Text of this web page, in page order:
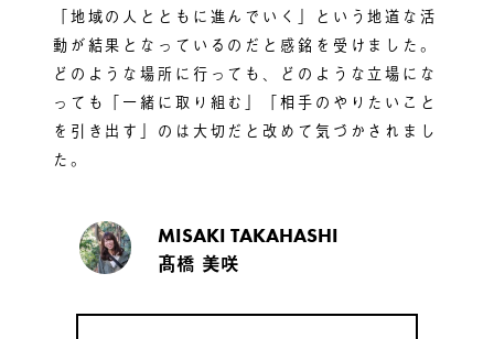
「地域の人とともに進んでいく」という地道な活
動が結果となっているのだと感銘を受けました。
どのような場所に行っても、どのような立場にな
っても「一緒に取り組む」「相手のやりたいこと
を引き出す」のは大切だと改めて気づかされまし
た。
MISAKI TAKAHASHI
髙橋 美咲